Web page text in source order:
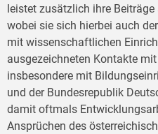
leistet zusätzlich ihre
wobei sie sich hierbei auch
mit wissenschaftlichen
ausgezeichneten Kontakte
insbesondere mit
und der Bundesrepublik
damit oftmals
Ansprüchen des